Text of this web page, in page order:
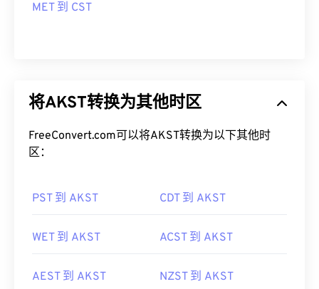
MET 到 CST
将AKST转换为其他时区
FreeConvert.com可以将AKST转换为以下其他时
区：
PST 到 AKST CDT 到 AKST
WET 到 AKST ACST 到 AKST
AEST 到 AKST NZST 到 AKST